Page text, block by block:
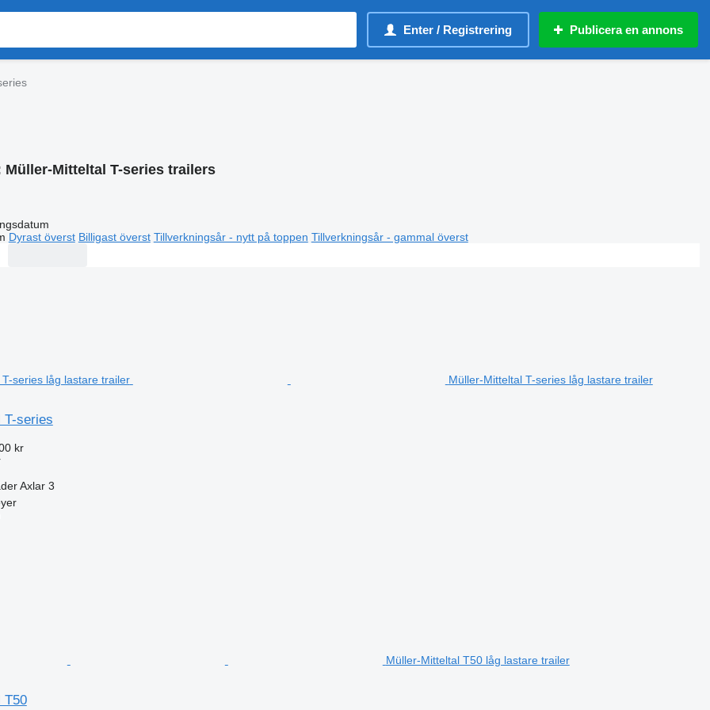
Enter / Registrering Publicera en annons
Müller-Mitteltal T-series trailers
Dyrast överst Billigast överst Tillverkningsår - nytt på toppen Tillverkningsår - gammal överst
Müller-Mitteltal T-series låg lastare trailer
T-series
kr
Axlar 3
Müller-Mitteltal T50 låg lastare trailer
T50